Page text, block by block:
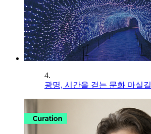
4.
광명, 시간을 걷는 문화 마실길